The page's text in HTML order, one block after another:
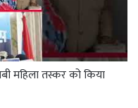
महिला तस्कर को किया